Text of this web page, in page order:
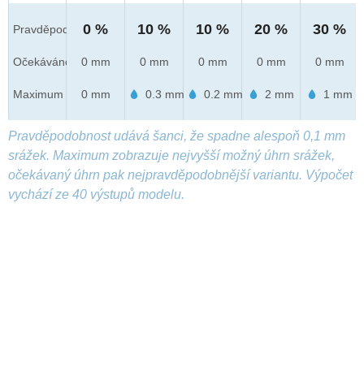
Pravděpod.
Očekáváno
Maximum
0 %
0 mm
0 mm
10 %
0 mm
0.3 mm
10 %
0 mm
0.2 mm
20 %
0 mm
2 mm
30 %
0 mm
1 mm
Pravděpodobnost udává šanci, že spadne alespoň 0,1 mm
srážek. Maximum zobrazuje nejvyšší možný úhrn srážek,
očekávaný úhrn pak nejpravděpodobnější variantu. Výpočet
vychází ze 40 výstupů modelu.